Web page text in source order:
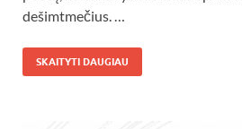
dešimtmečius. …
SKAITYTI DAUGIAU